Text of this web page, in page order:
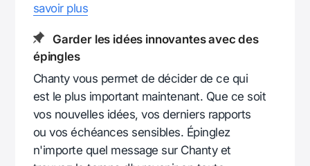
savoir plus
Garder les idées innovantes avec des
épingles
Chanty vous permet de décider de ce qui
est le plus important maintenant. Que ce soit
vos nouvelles idées, vos derniers rapports
ou vos échéances sensibles. Épinglez
n'importe quel message sur Chanty et